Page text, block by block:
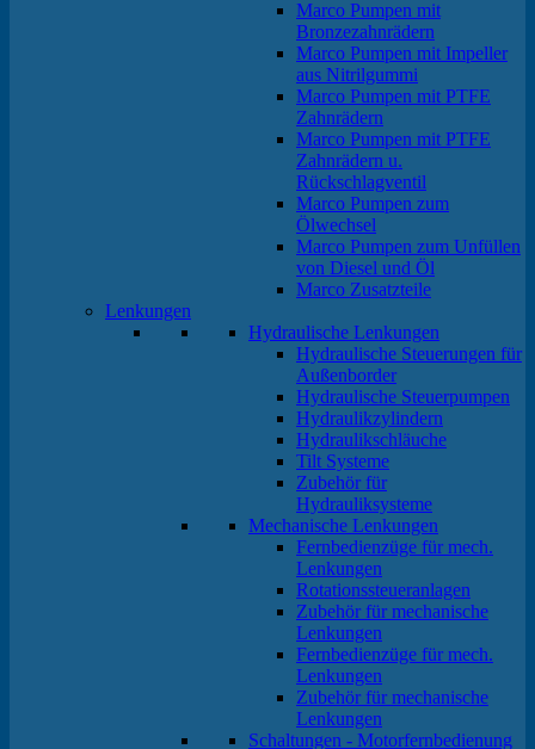
Marco Pumpen mit
Bronzezahnrädern
Marco Pumpen mit Impeller
aus Nitrilgummi
Marco Pumpen mit PTFE
Zahnrädern
Marco Pumpen mit PTFE
Zahnrädern u.
Rückschlagventil
Marco Pumpen zum
Ölwechsel
Marco Pumpen zum Unfüllen
von Diesel und Öl
Marco Zusatzteile
Lenkungen
Hydraulische Lenkungen
Hydraulische Steuerungen für
Außenborder
Hydraulische Steuerpumpen
Hydraulikzylindern
Hydraulikschläuche
Tilt Systeme
Zubehör für
Hydrauliksysteme
Mechanische Lenkungen
Fernbedienzüge für mech.
Lenkungen
Rotationssteueranlagen
Zubehör für mechanische
Lenkungen
Fernbedienzüge für mech.
Lenkungen
Zubehör für mechanische
Lenkungen
Schaltungen - Motorfernbedienung